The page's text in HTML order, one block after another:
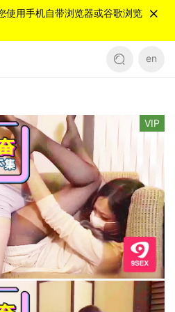
使用手机自带浏览器或谷歌浏览
en
VIP